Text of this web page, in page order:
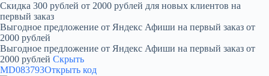
Скидка 300 рублей от 2000 рублей для новых клиентов на
первый заказ
Выгодное предложение от Яндекс Афиши на первый заказ от
2000 рублей
Выгодное предложение от Яндекс Афиши на первый заказ от
2000 рублей Скрыть
MD083793Открыть код